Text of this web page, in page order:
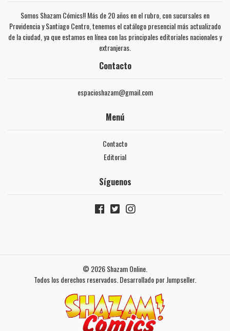
Somos Shazam Cómics!! Más de 20 años en el rubro, con sucursales en
Providencia y Santiago Centro, tenemos el catálogo presencial más actualizado
de la ciudad, ya que estamos en línea con las principales editoriales nacionales y
extranjeras.
Contacto
espacioshazam@gmail.com
Menú
Contacto
Editorial
Síguenos
© 2026 Shazam Online.
Todos los derechos reservados.Desarrollado por Jumpseller.